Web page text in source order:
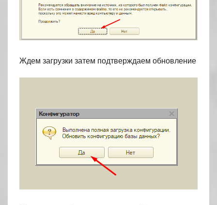
Ждем загрузки затем подтверждаем обновление